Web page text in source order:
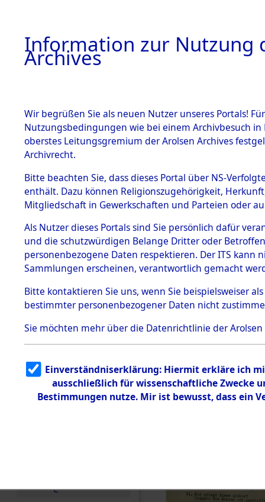
BESTÄNDE
1.
mente
5. Verschiedenes
5.3
Todesmärsche
5.3.1 Alliierte
Erhebungen
zu
Todesmärsch
en
5.3.2
g
5.3.3
Todesmärsch
e
von
Toter aus
Ort ihrer
0001
Information zur Nutzung
Archives
Wir begrüßen Sie als neuen Nutzer unseres Portals!
Nutzungsbedingungen wie bei einem Archivbesuch
oberstes Leitungsgremium der Arolsen Archives
Archivrecht.
Bitte beachten Sie, dass dieses Portal über NS-
enthält. Dazu können Religionszugehörigkeit,
Mitgliedschaft in Gewerkschaften und Parteien oder
Als Nutzer dieses Portals sind Sie persönlich dafür
und die schutzwürdigen Belange Dritter oder
personenbezogene Daten respektieren. Der ITS
Sammlungen erscheinen, verantwortlich gemacht
Bitte kontaktieren Sie uns, wenn Sie beispielsweiser
bestimmter personenbezogener Daten nicht
Sie möchten mehr über die Datenrichtlinie der Arolsen
Einverständniserklärung: Hiermit erkläre ich
ausschließlich für wissenschaftliche Zwecke
Bestimmungen nutze. Mir ist bewusst, dass ein